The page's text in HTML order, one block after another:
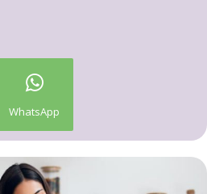
WhatsApp